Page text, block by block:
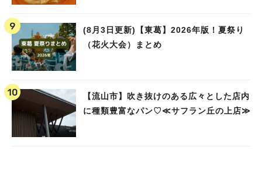
(8月3日更新)【東葛】2026年版！夏祭り
（花火大会）まとめ
【流山市】吹き抜けのある広々とした店内
に種類豊富なパン♡≪サフラン丘の上店≫